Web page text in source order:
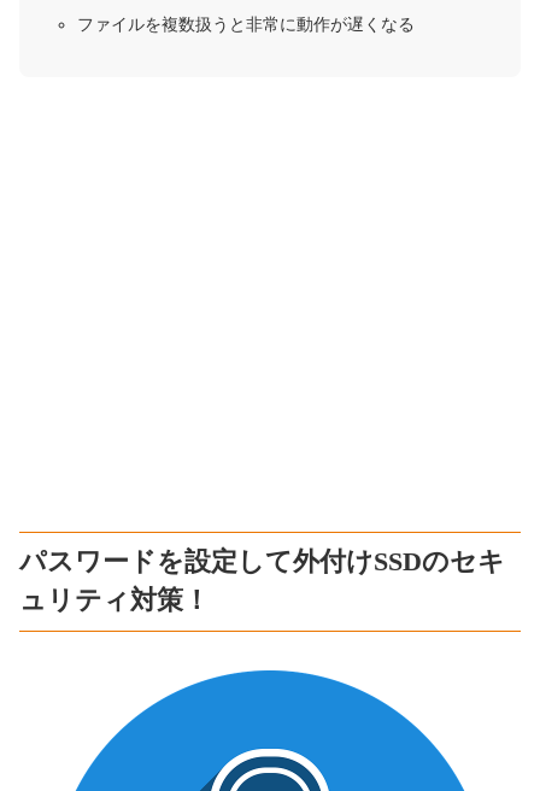
ファイルを複数扱うと非常に動作が遅くなる
パスワードを設定して外付けSSDのセキ
ュリティ対策！